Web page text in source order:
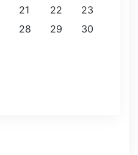
21 22
23
28 29
30